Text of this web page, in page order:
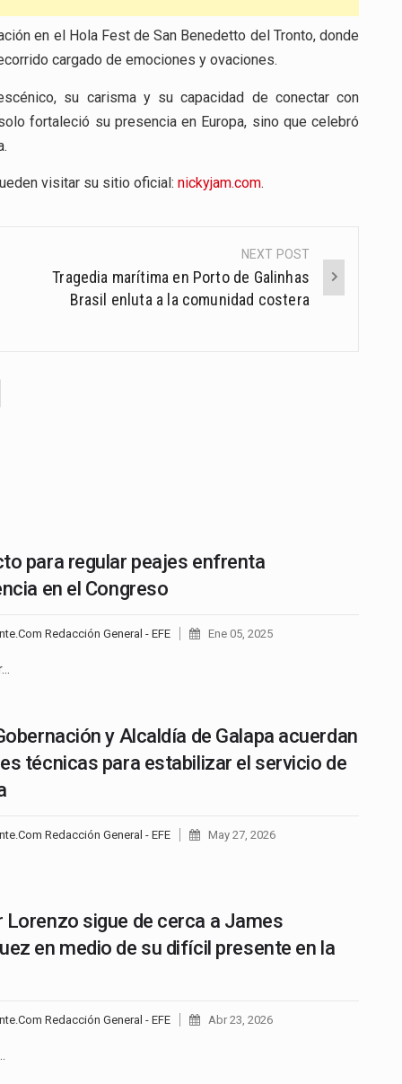
en el Hola Fest de San Benedetto del Tronto, donde
cargado de emociones y ovaciones.
su carisma y su capacidad de conectar con
fortaleció su presencia en Europa, sino que celebró
visitar su sitio oficial: nickyjam.com.
NEXT POST
Tragedia marítima en Porto de Galinhas
Brasil enluta a la comunidad costera
para regular peajes enfrenta
en el Congreso
Redacción General - EFE Ene 05, 2025
y Alcaldía de Galapa acuerdan
técnicas para estabilizar el servicio de
Redacción General - EFE May 27, 2026
Lorenzo sigue de cerca a James
en medio de su difícil presente en la
Redacción General - EFE Abr 23, 2026